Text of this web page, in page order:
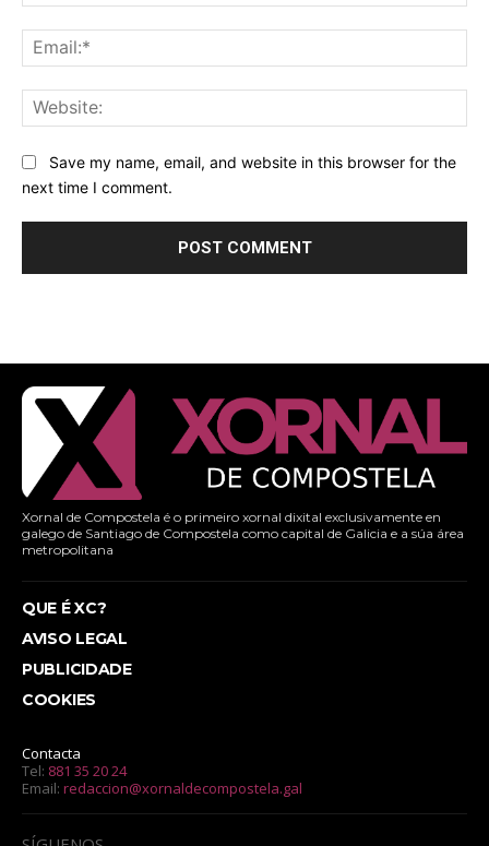
Save my name, email, and website in this browser for the
next time I comment.
Xornal de Compostela é o primeiro xornal dixital exclusivamente en
galego de Santiago de Compostela como capital de Galicia e a súa área
metropolitana
QUE É XC?
AVISO LEGAL
PUBLICIDADE
COOKIES
Contacta
Tel: 881 35 20 24
Email: redaccion@xornaldecompostela.gal